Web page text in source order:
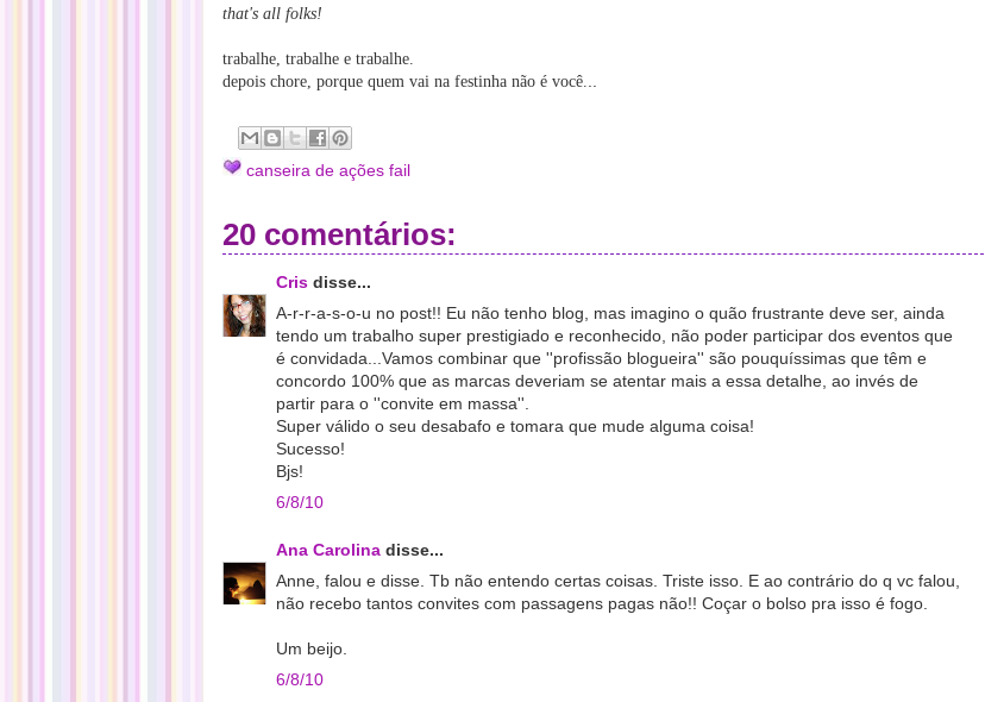
that's all folks!
trabalhe, trabalhe e trabalhe.
depois chore, porque quem vai na festinha não é você.
canseira de ações fail
20 comentários:
Cris disse...
A-r-r-a-s-o-u no post!! Eu não tenho blog, mas imagino o quão frustrante deve ser, ainda
tendo um trabalho super prestigiado e reconhecido, não poder participar dos eventos que
é convidada...Vamos combinar que ''profissão blogueira'' são pouquíssimas que têm e
concordo 100% que as marcas deveriam se atentar mais a essa detalhe, ao invés de
partir para o ''convite em massa''.
Super válido o seu desabafo e tomara que mude alguma coisa!
Sucesso!
Bjs!
6/8/10
Ana Carolina disse...
Anne, falou e disse. Tb não entendo certas coisas. Triste isso. E ao contrário do q vc falou,
não recebo tantos convites com passagens pagas não!! Coçar o bolso pra isso é fogo.
Um beijo.
6/8/10